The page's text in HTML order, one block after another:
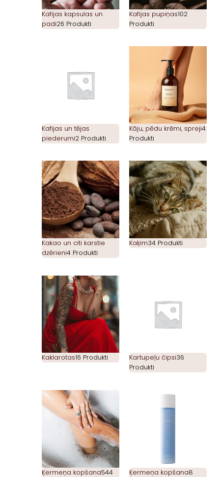
Kafijas kapsulas un
padi26 Produkti
Kafijas pupiņas102
Produkti
Kafijas un tējas
piederumi2 Produkti
Kāju, pēdu krēmi, spreji4
Produkti
Kakao un citi karstie
dzērieni4 Produkti
Kaķim34 Produkti
Kaklarotas16 Produkti Kartupeļu čipsi36
Produkti
Ķermeņa kopšana544
Ķermeņa kopšana8